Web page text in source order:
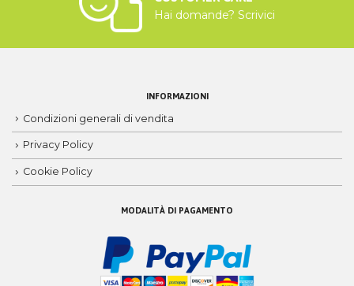
Hai domande? Scrivici
INFORMAZIONI
Condizioni generali di vendita
Privacy Policy
Cookie Policy
MODALITÀ DI PAGAMENTO